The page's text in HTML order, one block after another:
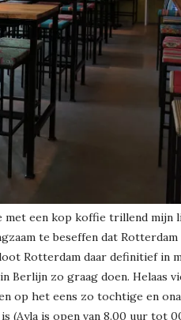
een kop koffie trillend mijn
te beseffen dat
Rotterdam daar definitief in
Berlijn zo graag doen. Helaas
op het eens zo tochtige en
(Ayla is open van 8.00 uur tot